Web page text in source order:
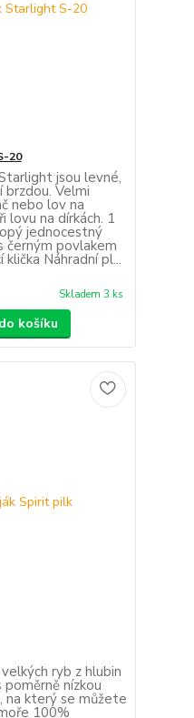
20
jsou levné,
brzdou. Velmi
nebo lov na
lovu na dírkách. 1
jednocestný
černým povlakem
Náhradní pl...
Skladem 3 ks
košíku
ryb z hlubin
nízkou
na který se můžete
100%